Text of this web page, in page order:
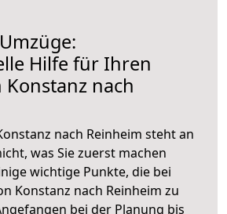
Hilfe für Ihren
nach
nach Reinheim steht an
was Sie zuerst machen
wichtige Punkte, die bei
Konstanz nach Reinheim zu
bei der Planung bis